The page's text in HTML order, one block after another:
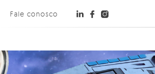
Fale conosco